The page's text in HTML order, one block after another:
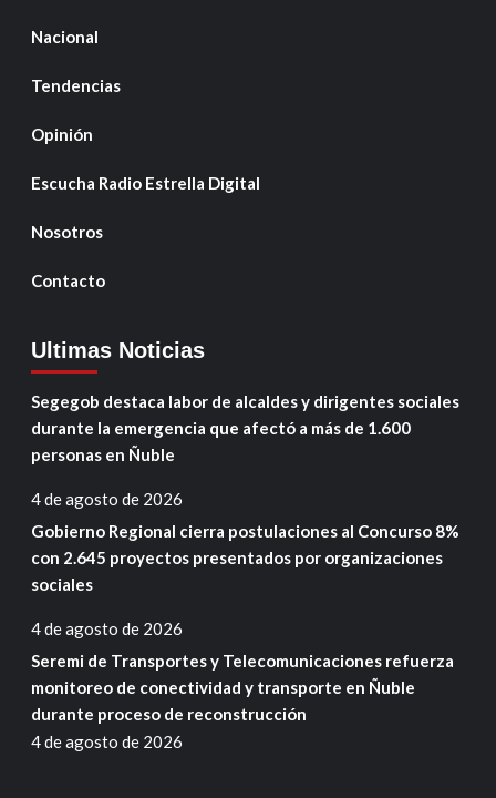
Nacional
Tendencias
Opinión
Escucha Radio Estrella Digital
Nosotros
Contacto
Ultimas Noticias
Segegob destaca labor de alcaldes y dirigentes sociales
durante la emergencia que afectó a más de 1.600
personas en Ñuble
4 de agosto de 2026
Gobierno Regional cierra postulaciones al Concurso 8%
con 2.645 proyectos presentados por organizaciones
sociales
4 de agosto de 2026
Seremi de Transportes y Telecomunicaciones refuerza
monitoreo de conectividad y transporte en Ñuble
durante proceso de reconstrucción
4 de agosto de 2026